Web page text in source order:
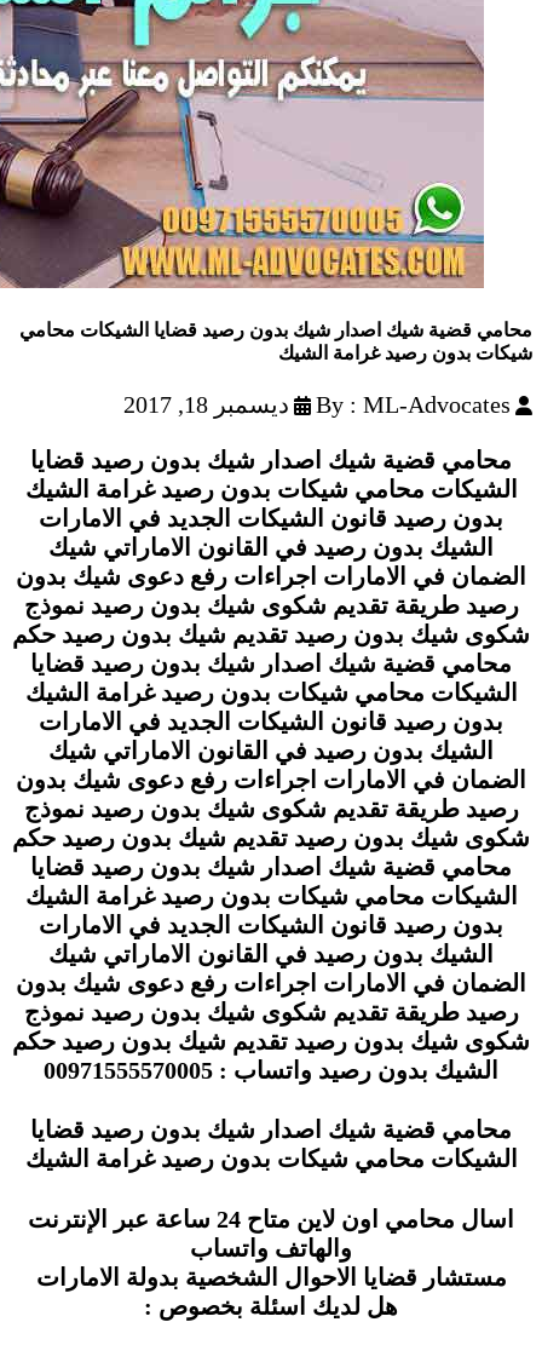
محامي قضية شيك اصدار شيك بدون رصيد قضايا الشيكات محامي
شيكات بدون رصيد غرامة الشيك
By : ML-Advocates ديسمبر 18, 2017
محامي قضية شيك اصدار شيك بدون رصيد قضايا
الشيكات محامي شيكات بدون رصيد غرامة الشيك
بدون رصيد قانون الشيكات الجديد في الامارات
الشيك بدون رصيد في القانون الاماراتي شيك
الضمان في الامارات اجراءات رفع دعوى شيك بدون
رصيد طريقة تقديم شكوى شيك بدون رصيد نموذج
شكوى شيك بدون رصيد تقديم شيك بدون رصيد حكم
محامي قضية شيك اصدار شيك بدون رصيد قضايا
الشيكات محامي شيكات بدون رصيد غرامة الشيك
بدون رصيد قانون الشيكات الجديد في الامارات
الشيك بدون رصيد في القانون الاماراتي شيك
الضمان في الامارات اجراءات رفع دعوى شيك بدون
رصيد طريقة تقديم شكوى شيك بدون رصيد نموذج
شكوى شيك بدون رصيد تقديم شيك بدون رصيد حكم
محامي قضية شيك اصدار شيك بدون رصيد قضايا
الشيكات محامي شيكات بدون رصيد غرامة الشيك
بدون رصيد قانون الشيكات الجديد في الامارات
الشيك بدون رصيد في القانون الاماراتي شيك
الضمان في الامارات اجراءات رفع دعوى شيك بدون
رصيد طريقة تقديم شكوى شيك بدون رصيد نموذج
شكوى شيك بدون رصيد تقديم شيك بدون رصيد حكم
الشيك بدون رصيد واتساب : 00971555570005
محامي قضية شيك اصدار شيك بدون رصيد قضايا
الشيكات محامي شيكات بدون رصيد غرامة الشيك
اسال محامي اون لاين متاح 24 ساعة عبر الإنترنت
والهاتف واتساب
مستشار قضايا الاحوال الشخصية بدولة الامارات
هل لديك اسئلة بخصوص :